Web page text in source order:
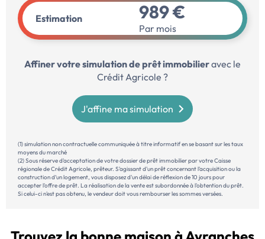
Estimation 989 €
Par mois
Affiner votre simulation de prêt immobilieravec le
Crédit Agricole ?
J'affine ma simulation
(1) simulation non contractuelle communiquée à titre informatif en se basant sur les taux
moyens du marché
(2) Sous réserve d'acceptation de votre dossier de prêt immobilier par votre Caisse
régionale de Crédit Agricole, prêteur. S'agissant d'un prêt concernant l'acquisition ou la
construction d’un logement, vous disposez d'un délai de réflexion de 10 jours pour
accepter l'offre de prêt. La réalisation de la vente est subordonnée à l'obtention du prêt.
Si celui-ci n'est pas obtenu, le vendeur doit vous rembourser les sommes versées.